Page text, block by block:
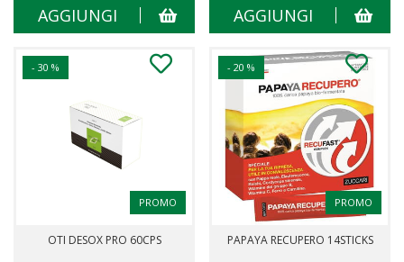
AGGIUNGI AGGIUNGI
- 30 %
PROMO
OTI DESOX PRO 60CPS
- 20 %
PROMO
PAPAYA RECUPERO 14STICKS